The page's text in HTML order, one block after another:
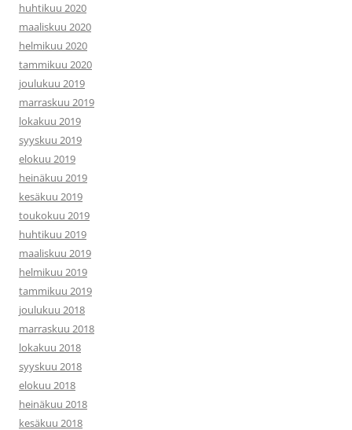
huhtikuu 2020
maaliskuu 2020
helmikuu 2020
tammikuu 2020
joulukuu 2019
marraskuu 2019
lokakuu 2019
syyskuu 2019
elokuu 2019
heinäkuu 2019
kesäkuu 2019
toukokuu 2019
huhtikuu 2019
maaliskuu 2019
helmikuu 2019
tammikuu 2019
joulukuu 2018
marraskuu 2018
lokakuu 2018
syyskuu 2018
elokuu 2018
heinäkuu 2018
kesäkuu 2018